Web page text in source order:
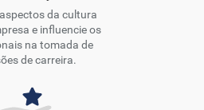
da cultura
e influencie os
na tomada de
de carreira.